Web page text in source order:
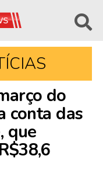
do
conta das
que